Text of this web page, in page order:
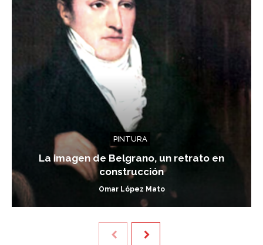
PINTURA
La imagen de Belgrano, un retrato en
construcción
Omar López Mato